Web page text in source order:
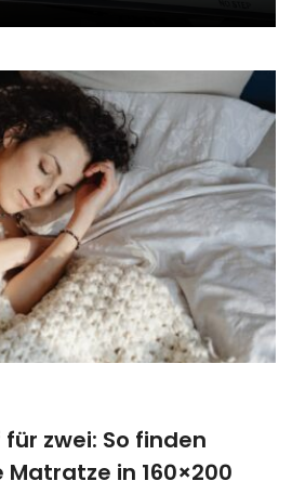
zwei: So finden
in 160×200